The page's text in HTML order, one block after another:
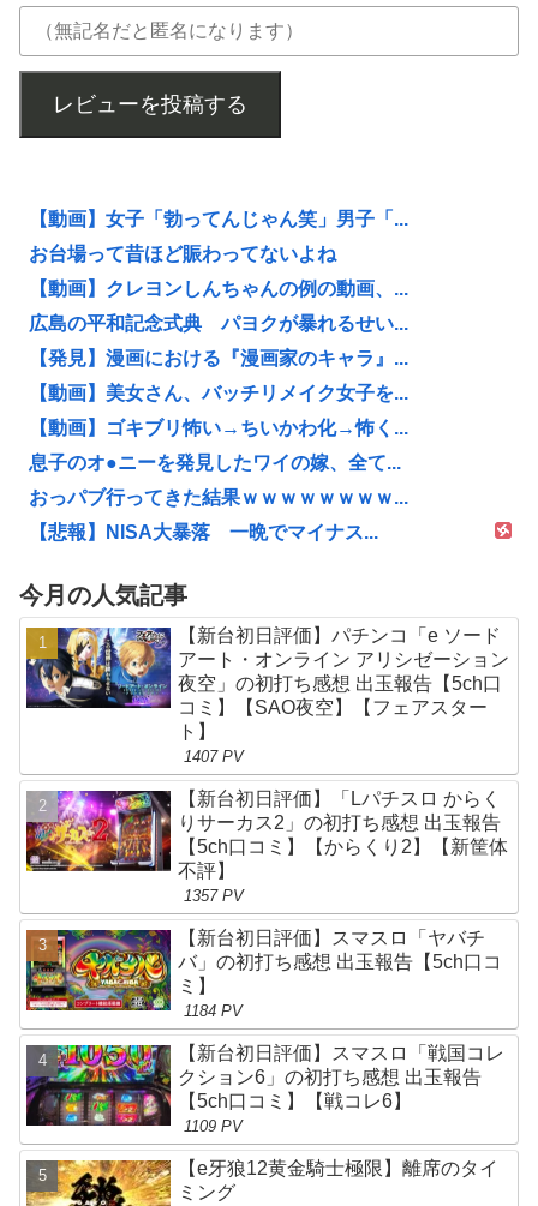
レビューを投稿する
【動画】女子「勃ってんじゃん笑」男子「...
お台場って昔ほど賑わってないよね
【動画】クレヨンしんちゃんの例の動画、...
広島の平和記念式典 パヨクが暴れるせい...
【発見】漫画における『漫画家のキャラ』...
【動画】美女さん、バッチリメイク女子を...
【動画】ゴキブリ怖い→ちいかわ化→怖く...
息子のオ●ニーを発見したワイの嫁、全て...
おっパブ行ってきた結果ｗｗｗｗｗｗｗｗ...
【悲報】NISA大暴落 一晩でマイナス...
今月の人気記事
【新台初日評価】パチンコ「e ソード
アート・オンライン アリシゼーション
夜空」の初打ち感想 出玉報告【5ch口
コミ】【SAO夜空】【フェアスター
ト】
1407 PV
【新台初日評価】「Lパチスロ からく
りサーカス2」の初打ち感想 出玉報告
【5ch口コミ】【からくり2】【新筐体
不評】
1357 PV
【新台初日評価】スマスロ「ヤバチ
バ」の初打ち感想 出玉報告【5ch口コ
ミ】
1184 PV
【新台初日評価】スマスロ「戦国コレ
クション6」の初打ち感想 出玉報告
【5ch口コミ】【戦コレ6】
1109 PV
【e牙狼12黄金騎士極限】離席のタイ
ミング